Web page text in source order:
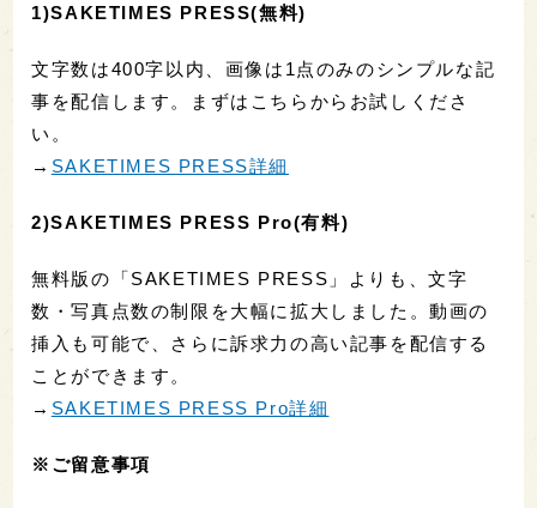
1)SAKETIMES PRESS(無料)
文字数は400字以内、画像は1点のみのシンプルな記
事を配信します。まずはこちらからお試しくださ
い。
→ SAKETIMES PRESS詳細
2)SAKETIMES PRESS Pro(有料)
無料版の「SAKETIMES PRESS」よりも、文字
数・写真点数の制限を大幅に拡大しました。動画の
挿入も可能で、さらに訴求力の高い記事を配信する
ことができます。
→ SAKETIMES PRESS Pro詳細
※ご留意事項